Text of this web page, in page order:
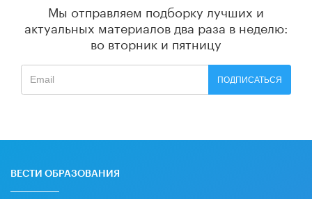
Мы отправляем подборку лучших и
актуальных материалов два раза в неделю:
во вторник и пятницу
ПОДПИСАТЬСЯ
ВЕСТИ ОБРАЗОВАНИЯ